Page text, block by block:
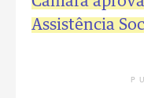
Assistência